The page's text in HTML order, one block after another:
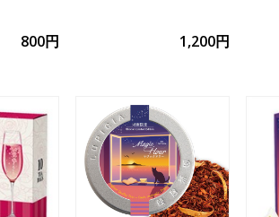
800円 1,200円